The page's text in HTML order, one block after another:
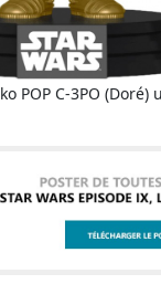
POP C-3PO (Doré)